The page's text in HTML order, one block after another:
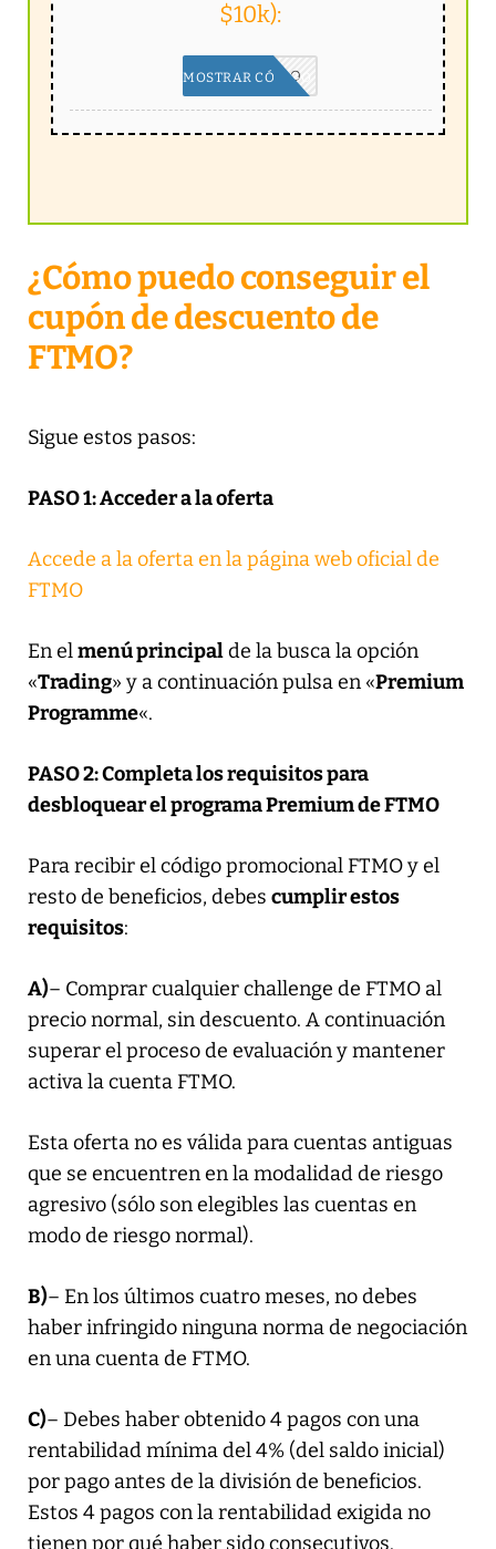
$10k):
SIN CÓDIGO
MOSTRAR CÓDIGO
¿Cómo puedo conseguir el
cupón de descuento de
FTMO?
Sigue estos pasos:
PASO 1: Acceder a la oferta
Accede a la oferta en la página web oficial de
FTMO
En elmenú principalde la busca la opción
«Trading» y a continuación pulsa en «Premium
Programme«.
PASO 2: Completa los requisitos para
desbloquear el programa Premium de FTMO
Para recibir el código promocional FTMO y el
resto de beneficios, debes cumplir estos
requisitos:
A)– Comprar cualquier challenge de FTMO al
precio normal, sin descuento. A continuación
superar el proceso de evaluación y mantener
activa la cuenta FTMO.
Esta oferta no es válida para cuentas antiguas
que se encuentren en la modalidad de riesgo
agresivo (sólo son elegibles las cuentas en
modo de riesgo normal).
B)– En los últimos cuatro meses, no debes
haber infringido ninguna norma de negociación
en una cuenta de FTMO.
C)– Debes haber obtenido 4 pagos con una
rentabilidad mínima del 4% (del saldo inicial)
por pago antes de la división de beneficios.
Estos 4 pagos con la rentabilidad exigida no
tienen por qué haber sido consecutivos.